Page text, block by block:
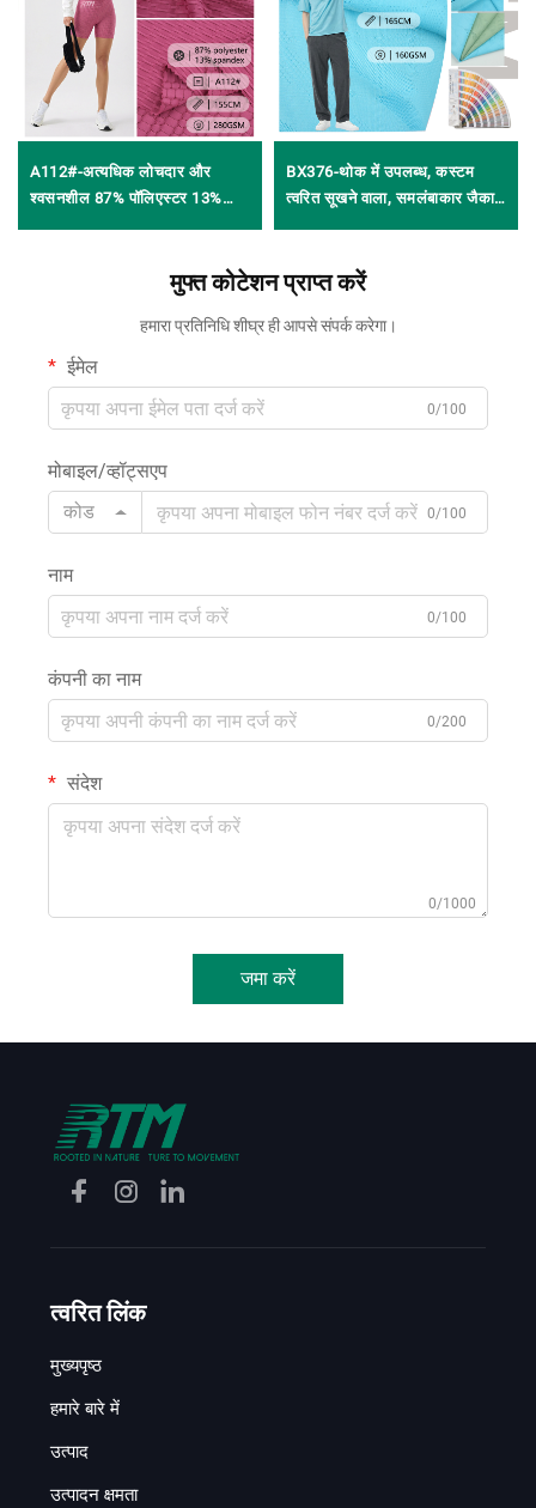
A112#-अत्यधिक लोचदार और
श्वसनशील 87% पॉलिएस्टर 13%
BX376-थोक में उपलब्ध, कस्टम
त्वरित सूखने वाला, समलंबाकार जैकार्ड
बास्केटबॉल वियर के लिए
मुफ्त कोटेशन प्राप्त करें
हमारा प्रतिनिधि शीघ्र ही आपसे संपर्क करेगा।
ईमेल
0/100
मोबाइल/व्हॉट्सएप
कोड
0/100
नाम
0/100
कंपनी का नाम
0/200
संदेश
0/1000
जमा करें
त्वरित लिंक
मुख्यपृष्ठ
हमारे बारे में
उत्पाद
उत्पादन क्षमता